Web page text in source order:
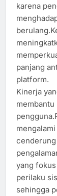
karena
panjang
platform.
Kinerja
membantu
yang
perilaku
sehingga